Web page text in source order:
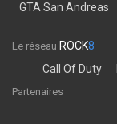
GTA San Andreas
Le réseau ROCK8
Call Of Duty
Partenaires